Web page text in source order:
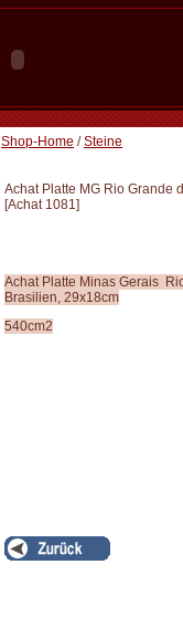
Shop-Home /Steine
Achat Platte MG Rio Grande
[Achat 1081]
Achat Platte Minas Gerais
Brasilien, 29x18cm
540cm2